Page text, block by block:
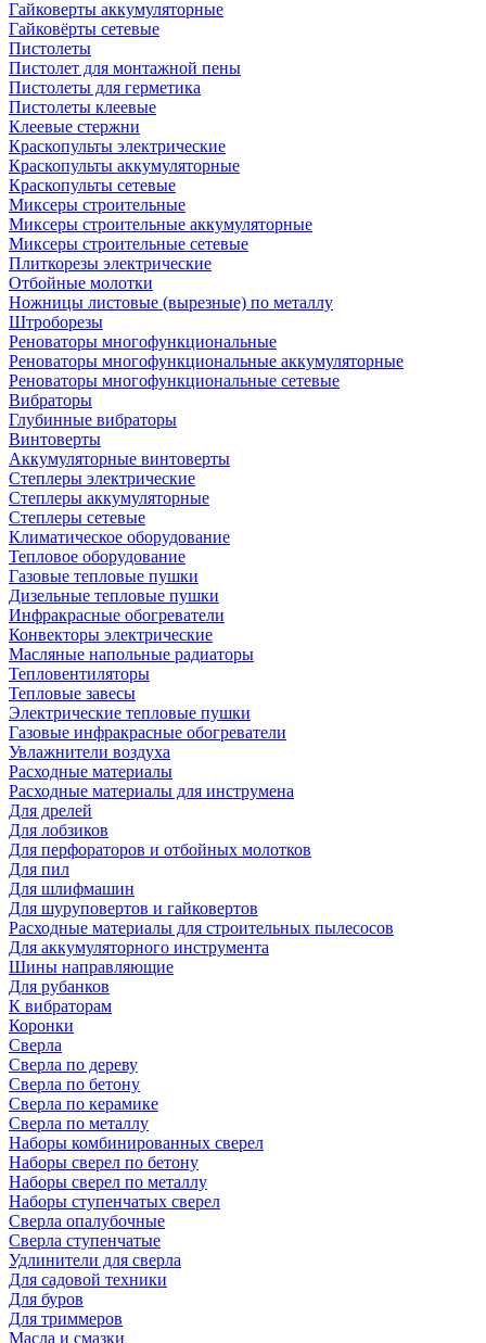
Гайковерты аккумуляторные
Гайковёрты сетевые
Пистолеты
Пистолет для монтажной пены
Пистолеты для герметика
Пистолеты клеевые
Клеевые стержни
Краскопульты электрические
Краскопульты аккумуляторные
Краскопульты сетевые
Миксеры строительные
Миксеры строительные аккумуляторные
Миксеры строительные сетевые
Плиткорезы электрические
Отбойные молотки
Ножницы листовые (вырезные) по металлу
Штроборезы
Реноваторы многофункциональные
Реноваторы многофункциональные аккумуляторные
Реноваторы многофункциональные сетевые
Вибраторы
Глубинные вибраторы
Винтоверты
Аккумуляторные винтоверты
Степлеры электрические
Степлеры аккумуляторные
Степлеры сетевые
Климатическое оборудование
Тепловое оборудование
Газовые тепловые пушки
Дизельные тепловые пушки
Инфракрасные обогреватели
Конвекторы электрические
Масляные напольные радиаторы
Тепловентиляторы
Тепловые завесы
Электрические тепловые пушки
Газовые инфракрасные обогреватели
Увлажнители воздуха
Расходные материалы
Расходные материалы для инструмена
Для дрелей
Для лобзиков
Для перфораторов и отбойных молотков
Для пил
Для шлифмашин
Для шуруповертов и гайковертов
Расходные материалы для строительных пылесосов
Для аккумуляторного инструмента
Шины направляющие
Для рубанков
К вибраторам
Коронки
Сверла
Сверла по дереву
Сверла по бетону
Сверла по керамике
Сверла по металлу
Наборы комбинированных сверел
Наборы сверел по бетону
Наборы сверел по металлу
Наборы ступенчатых сверел
Сверла опалубочные
Сверла ступенчатые
Удлинители для сверла
Для садовой техники
Для буров
Для триммеров
Масла и смазки